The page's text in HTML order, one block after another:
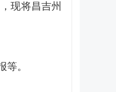
现将昌吉州
。